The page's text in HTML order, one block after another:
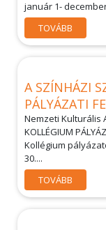
január 1-
TOVÁBB
A SZÍNHÁZI
PÁLYÁZATI
Nemzeti Kulturális
KOLLÉGIUM
Kollégium
30....
TOVÁBB